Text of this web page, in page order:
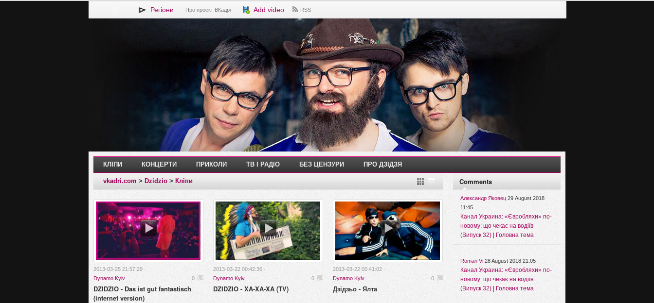
Регіони Про проект ВКадрі Add video RSS
КЛІПИ КОНЦЕРТИ ПРИКОЛИ ТВ І РАДІО БЕЗ ЦЕНЗУРИ ПРО ДЗІДЗЯ
vkadri.com > Dzidzio > Кліпи
2013-03-25 21:57:29 ·
Dynamo Kyiv
0
DZIDZIO - Das ist gut fantastisch
(internet version)
2013-03-22 00:42:36 ·
Dynamo Kyiv
0
DZIDZIO - XA-XA-XA (TV)
2013-03-22 00:41:02 ·
Dynamo Kyiv
0
Дзідзьо - Ялта
Comments
Александр Яковец 29 August 2018
11:45
Канал Украина: «Євробляхи» по-
новому: що чекає на водіїв
(Випуск 32) | Головна тема
Roman Vi 28 August 2018 21:05
Канал Украина: «Євробляхи» по-
новому: що чекає на водіїв
(Випуск 32) | Головна тема